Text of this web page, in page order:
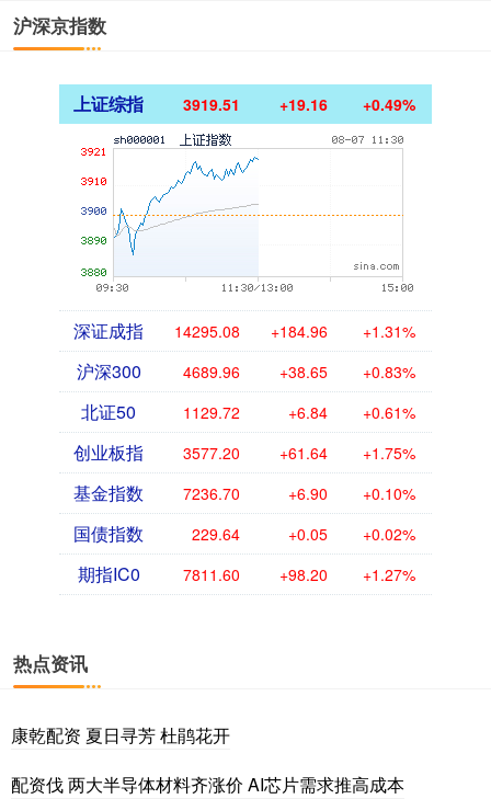
沪深京指数
上证综指 3919.51 +19.16 +0.49%
深证成指 14295.08 +184.96 +1.31%
沪深300 4689.96 +38.65 +0.83%
北证50 1129.72 +6.84 +0.61%
创业板指 3577.20 +61.64 +1.75%
基金指数 7236.70 +6.90 +0.10%
国债指数 229.64 +0.05 +0.02%
期指IC0 7811.60 +98.20 +1.27%
热点资讯
康乾配资 夏日寻芳 杜鹃花开
配资伐 两大半导体材料齐涨价 AI芯片需求推高成本